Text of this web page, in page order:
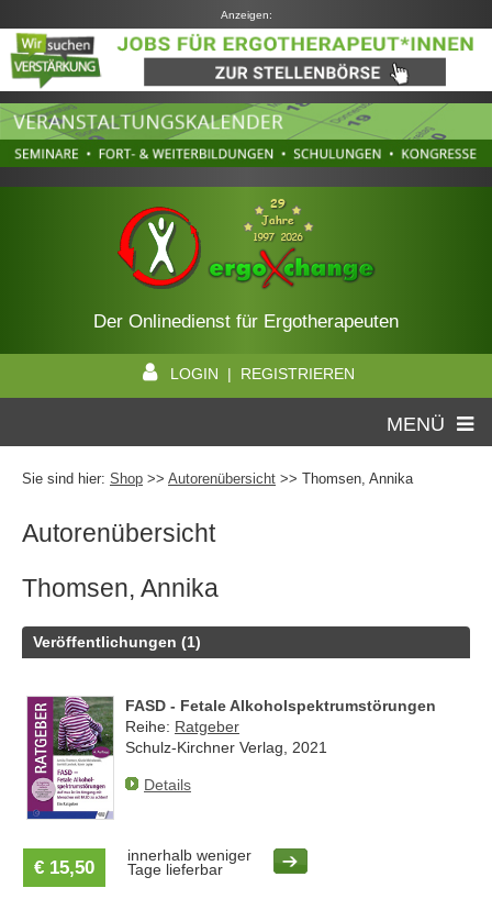
Anzeigen:
Der Onlinedienst für Ergotherapeuten
LOGIN | REGISTRIEREN
MENÜ
Sie sind hier: Shop >> Autorenübersicht >> Thomsen, Annika
Autorenübersicht
Thomsen, Annika
Veröffentlichungen (1)
FASD - Fetale Alkoholspektrumstörungen
Reihe: Ratgeber
Schulz-Kirchner Verlag, 2021
Details
€ 15,50
innerhalb weniger
Tage lieferbar